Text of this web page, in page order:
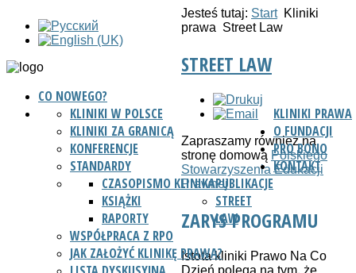
CO NOWEGO?
KLINIKI PRAWA
KLINIKI W POLSCE
KLINIKI ZA GRANICĄ
KONFERENCJE
STANDARDY
PUBLIKACJE
CZASOPISMO KLINIKA
KSIĄŻKI
RAPORTY
STREET
LAW
WSPÓŁPRACA Z RPO
JAK ZAŁOŻYĆ KLINIKĘ PRAWA?
O FUNDACJI
PRO BONO
KONTAKT
Jesteś tutaj: Start Kliniki
prawa Street Law
STREET LAW
Zapraszamy również na
stronę domową Polskiego
Stowarzyszenia Edukacji
Prawnej
ZARYS PROGRAMU
Istota kliniki Prawo Na Co
Dzień polega na tym, że